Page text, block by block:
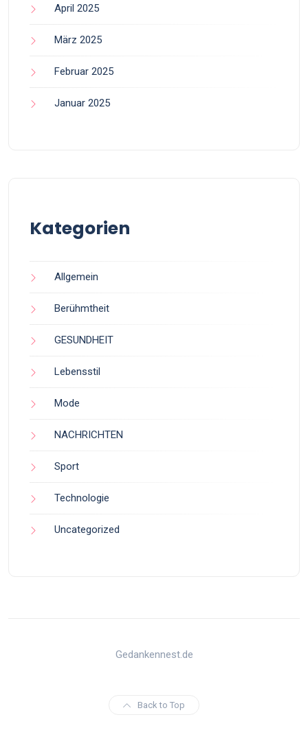
April 2025
März 2025
Februar 2025
Januar 2025
Kategorien
Allgemein
Berühmtheit
GESUNDHEIT
Lebensstil
Mode
NACHRICHTEN
Sport
Technologie
Uncategorized
Gedankennest.de
Back to Top